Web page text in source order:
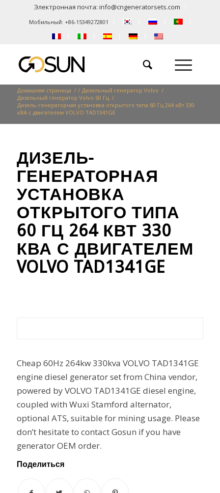
Электронная почта:info@cngeneratorsets.com
Мобильный: +86-15349272801
Домашняя страница / / Дизельный генератор Volvo /
Дизельный генератор Volvo 60 Гц /
Дизель-генераторная установка открытого типа 60 Гц 264 кВт 330
кВА с двигателем VOLVO TAD1341GE
ДИЗЕЛЬ-
ГЕНЕРАТОРНАЯ
УСТАНОВКА
ОТКРЫТОГО ТИПА
60 ГЦ 264 КВТ 330
КВА С ДВИГАТЕЛЕМ
VOLVO TAD1341GE
Cheap 60Hz 264kw 330kva VOLVO TAD1341GE
engine diesel generator set from China vendor,
powered by VOLVO TAD1341GE diesel engine,
coupled with Wuxi Stamford alternator,
optional ATS, suitable for mining usage. Please
don’t hesitate to contact Gosun if you have
generator OEM order.
Поделиться